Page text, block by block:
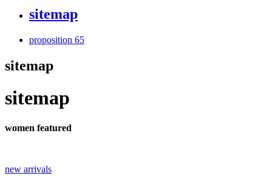
sitemap
proposition 65
sitemap
sitemap
women featured
new arrivals